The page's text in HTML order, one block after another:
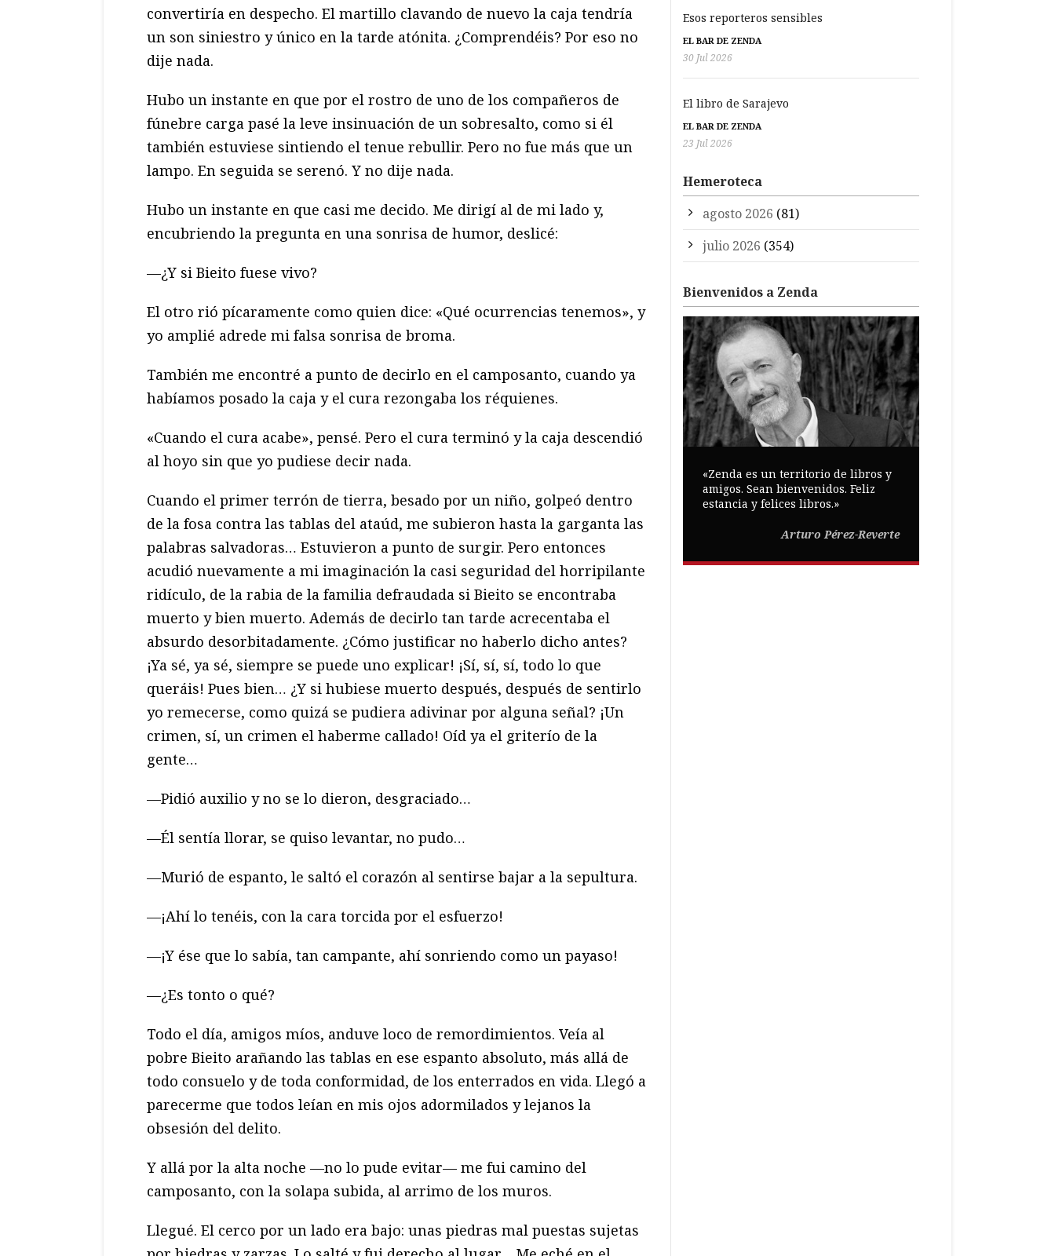
convertiría en despecho. El martillo clavando de nuevo la caja tendría
un son siniestro y único en la tarde atónita. ¿Comprendéis? Por eso no
dije nada.
Hubo un instante en que por el rostro de uno de los compañeros de
fúnebre carga pasé la leve insinuación de un sobresalto, como si él
también estuviese sintiendo el tenue rebullir. Pero no fue más que un
lampo. En seguida se serenó. Y no dije nada.
Hubo un instante en que casi me decido. Me dirigí al de mi lado y,
encubriendo la pregunta en una sonrisa de humor, deslicé:
—¿Y si Bieito fuese vivo?
El otro rió pícaramente como quien dice: «Qué ocurrencias tenemos», y
yo amplié adrede mi falsa sonrisa de broma.
También me encontré a punto de decirlo en el camposanto, cuando ya
habíamos posado la caja y el cura rezongaba los réquienes.
«Cuando el cura acabe», pensé. Pero el cura terminó y la caja descendió
al hoyo sin que yo pudiese decir nada.
Cuando el primer terrón de tierra, besado por un niño, golpeó dentro
de la fosa contra las tablas del ataúd, me subieron hasta la garganta las
palabras salvadoras… Estuvieron a punto de surgir. Pero entonces
acudió nuevamente a mi imaginación la casi seguridad del horripilante
ridículo, de la rabia de la familia defraudada si Bieito se encontraba
muerto y bien muerto. Además de decirlo tan tarde acrecentaba el
absurdo desorbitadamente. ¿Cómo justificar no haberlo dicho antes?
¡Ya sé, ya sé, siempre se puede uno explicar! ¡Sí, sí, sí, todo lo que
queráis! Pues bien… ¿Y si hubiese muerto después, después de sentirlo
yo remecerse, como quizá se pudiera adivinar por alguna señal? ¡Un
crimen, sí, un crimen el haberme callado! Oíd ya el griterío de la
gente…
—Pidió auxilio y no se lo dieron, desgraciado…
—Él sentía llorar, se quiso levantar, no pudo…
—Murió de espanto, le saltó el corazón al sentirse bajar a la sepultura.
—¡Ahí lo tenéis, con la cara torcida por el esfuerzo!
—¡Y ése que lo sabía, tan campante, ahí sonriendo como un payaso!
—¿Es tonto o qué?
Todo el día, amigos míos, anduve loco de remordimientos. Veía al
pobre Bieito arañando las tablas en ese espanto absoluto, más allá de
todo consuelo y de toda conformidad, de los enterrados en vida. Llegó a
parecerme que todos leían en mis ojos adormilados y lejanos la
obsesión del delito.
Y allá por la alta noche —no lo pude evitar— me fui camino del
camposanto, con la solapa subida, al arrimo de los muros.
Llegué. El cerco por un lado era bajo: unas piedras mal puestas sujetas
Esos reporteros sensibles
EL BAR DE ZENDA
30 Jul 2026
El libro de Sarajevo
EL BAR DE ZENDA
23 Jul 2026
Hemeroteca
agosto 2026 (81)
julio 2026 (354)
Bienvenidos a Zenda
«Zenda es un territorio de libros y
amigos. Sean bienvenidos. Feliz
estancia y felices libros.»
Arturo Pérez-Reverte